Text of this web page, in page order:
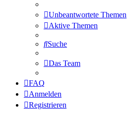
Unbeantwortete Themen
Aktive Themen
Suche
Das Team
FAQ
Anmelden
Registrieren